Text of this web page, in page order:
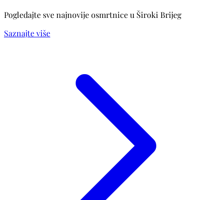
Pogledajte sve najnovije osmrtnice u Široki Brijeg
Saznajte više